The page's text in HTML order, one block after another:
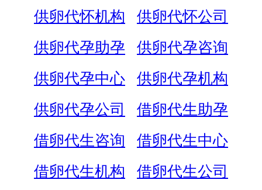
供卵代怀机构
供卵代怀公司
供卵代孕助孕
供卵代孕咨询
供卵代孕中心
供卵代孕机构
供卵代孕公司
借卵代生助孕
借卵代生咨询
借卵代生中心
借卵代生机构
借卵代生公司